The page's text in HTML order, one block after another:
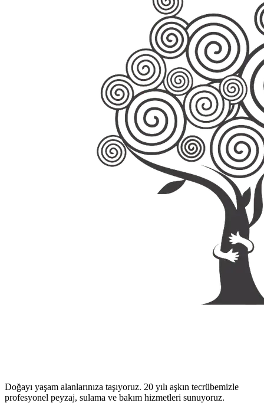
Doğayı yaşam alanlarınıza taşıyoruz. 20 yılı aşkın tecrübemizle
profesyonel peyzaj, sulama ve bakım hizmetleri sunuyoruz.